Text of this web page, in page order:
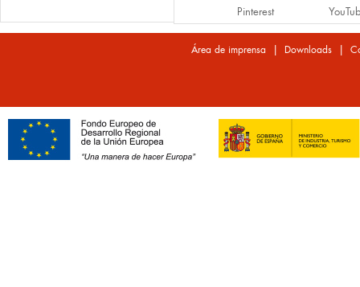
Pinterest
Área de imprensa | Downloads |